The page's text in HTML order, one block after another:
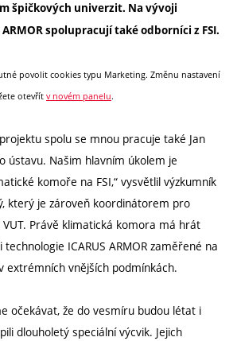
špičkových univerzit. Na vývoji
spolupracují také odborníci z FSI.
povolit cookies typu Marketing. Změnu nastavení
otevřítv novém panelu.
spolu se mnou pracuje také Jan
ústavu. Našim hlavním úkolem je
komoře na FSI,“ vysvětlil výzkumník
který je zároveň koordinátorem pro
VUT. Právě klimatická komora má hrát
ICARUS ARMOR zaměřené na
extrémních vnějších podmínkách.
očekávat, že do vesmíru budou létat i
dlouholetý speciální výcvik. Jejich